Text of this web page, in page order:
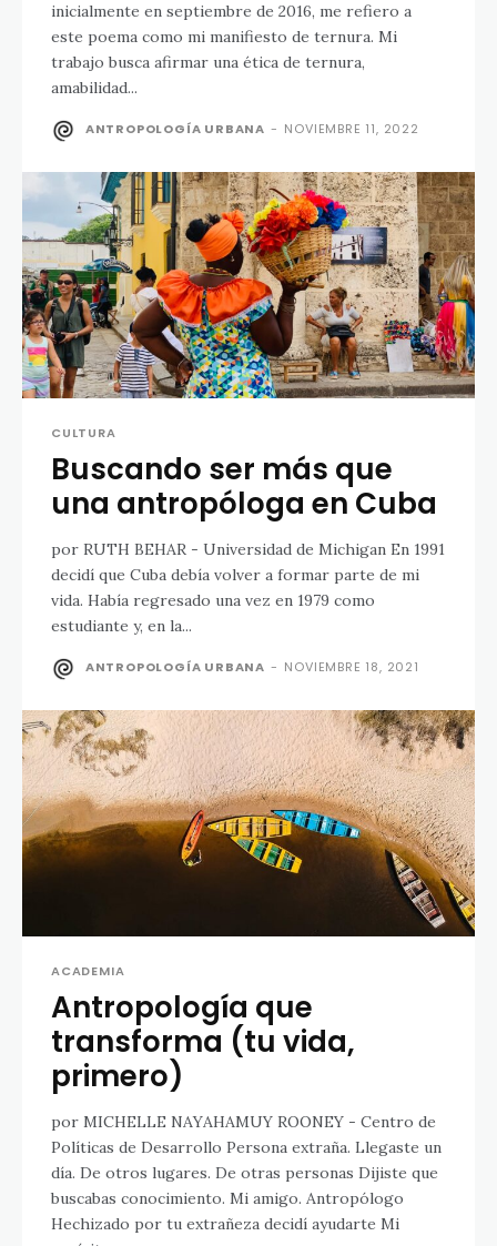
inicialmente en septiembre de 2016, me refiero a
este poema como mi manifiesto de ternura. Mi
trabajo busca afirmar una ética de ternura,
amabilidad...
ANTROPOLOGÍA URBANA - NOVIEMBRE 11, 2022
CULTURA
Buscando ser más que
una antropóloga en Cuba
por RUTH BEHAR - Universidad de Michigan En 1991
decidí que Cuba debía volver a formar parte de mi
vida. Había regresado una vez en 1979 como
estudiante y, en la...
ANTROPOLOGÍA URBANA - NOVIEMBRE 18, 2021
ACADEMIA
Antropología que
transforma (tu vida,
primero)
por MICHELLE NAYAHAMUY ROONEY - Centro de
Políticas de Desarrollo Persona extraña. Llegaste un
día. De otros lugares. De otras personas Dijiste que
buscabas conocimiento. Mi amigo. Antropólogo
Hechizado por tu extrañeza decidí ayudarte Mi